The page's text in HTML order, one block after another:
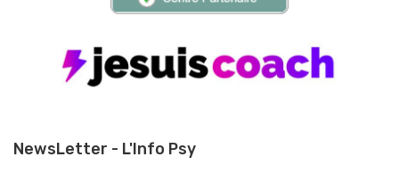
NewsLetter - L'Info Psy